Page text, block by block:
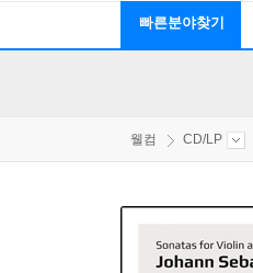
빠른분야찾기
웰컴 CD/LP